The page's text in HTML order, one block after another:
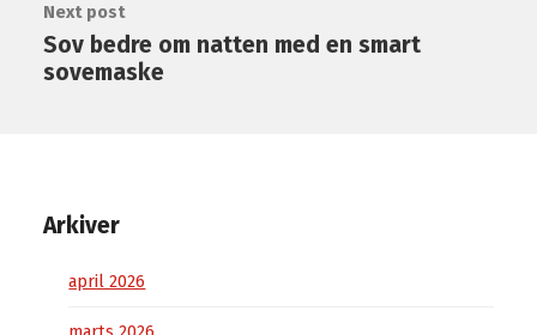
Next post
Sov bedre om natten med en smart
sovemaske
Arkiver
april 2026